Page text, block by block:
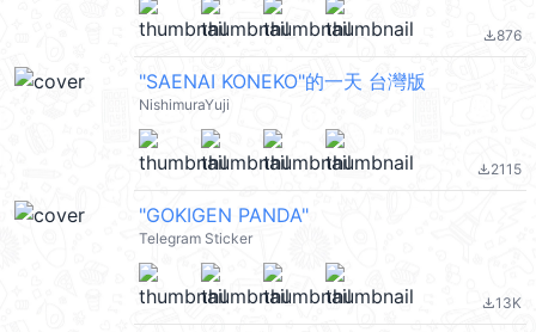
file_download876
"SAENAI KONEKO"的一天 台灣版
NishimuraYuji
file_download2115
"GOKIGEN PANDA"
Telegram Sticker
file_download13K